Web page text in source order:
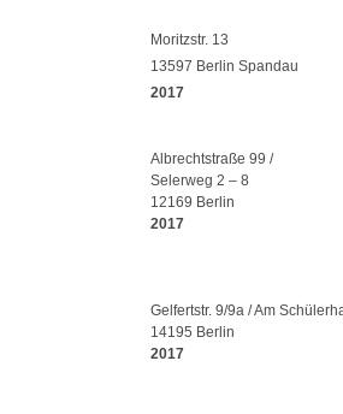
Moritzstr. 13
13597 Berlin Spandau
2017
Albrechtstraße 99 /
Selerweg 2 – 8
12169 Berlin
2017
Gelfertstr. 9/9a / Am
14195 Berlin
2017